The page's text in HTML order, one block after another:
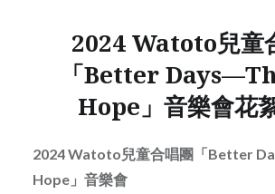
2024 Watoto兒童
「Better
Hope」音樂會花
2024 Watoto兒童合唱團「Better
Hope」音樂會